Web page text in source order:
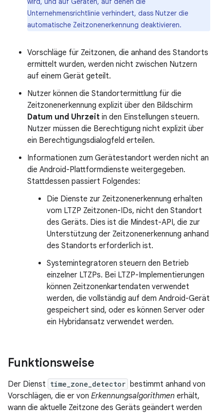
Unternehmensrichtlinie verhindert, dass Nutzer die
automatische Zeitzonenerkennung deaktivieren.
Vorschläge für Zeitzonen, die anhand des Standorts
ermittelt wurden, werden nicht zwischen Nutzern
auf einem Gerät geteilt.
Nutzer können die Standortermittlung für die
Zeitzonenerkennung explizit über den Bildschirm
Datum und Uhrzeit in den Einstellungen steuern.
Nutzer müssen die Berechtigung nicht explizit über
ein Berechtigungsdialogfeld erteilen.
Informationen zum Gerätestandort werden nicht an
die Android-Plattformdienste weitergegeben.
Stattdessen passiert Folgendes:
Die Dienste zur Zeitzonenerkennung erhalten
vom LTZP Zeitzonen-IDs, nicht den Standort
des Geräts. Dies ist die Mindest-API, die zur
Unterstützung der Zeitzonenerkennung anhand
des Standorts erforderlich ist.
Systemintegratoren steuern den Betrieb
einzelner LTZPs. Bei LTZP-Implementierungen
können Zeitzonenkartendaten verwendet
werden, die vollständig auf dem Android-Gerät
gespeichert sind, oder es können Server oder
ein Hybridansatz verwendet werden.
Funktionsweise
Der Dienst time_zone_detector bestimmt anhand von
Vorschlägen, die er von Erkennungsalgorithmen erhält,
wann die aktuelle Zeitzone des Geräts geändert werden